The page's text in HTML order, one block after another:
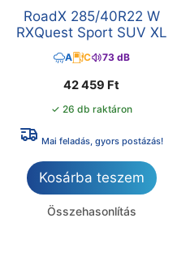
RoadX 285/40R22 W
RXQuest Sport SUV XL
A C 73 dB
42 459 Ft
✓ 26 db raktáron
Mai feladás, gyors postázás!
Kosárba teszem
Összehasonlítás